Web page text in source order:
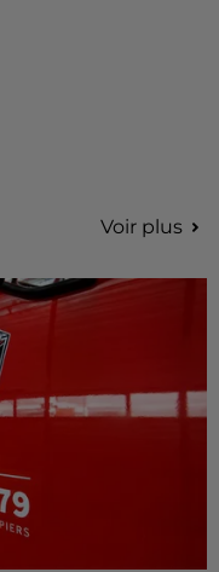
Voir plus